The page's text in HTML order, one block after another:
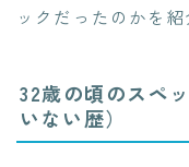
ックだったのかを紹
32歳の頃のスペ
いない歴）